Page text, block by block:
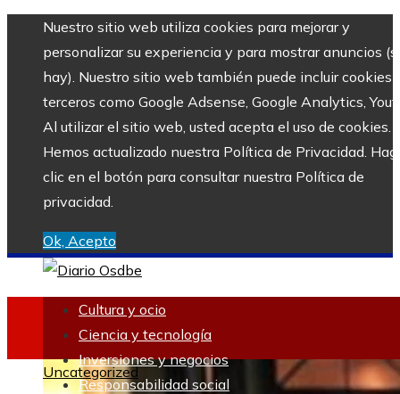
Nuestro sitio web utiliza cookies para mejorar y
personalizar su experiencia y para mostrar anuncios
hay). Nuestro sitio web también puede incluir cookies
terceros como Google Adsense, Google Analytics,
Al utilizar el sitio web, usted acepta el uso de cookies.
Hemos actualizado nuestra Política de Privacidad.
clic en el botón para consultar nuestra Política de
privacidad.
Ok, Acepto
Cultura y ocio
Ciencia y tecnología
Inversiones y negocios
Responsabilidad social
Uncategorized